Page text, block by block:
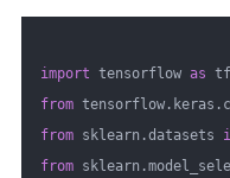
import tensorflow as tf
from
from sklearn.datasets
from